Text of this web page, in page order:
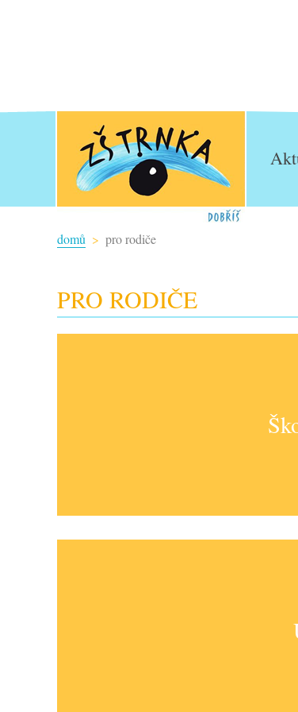
domů pro rodiče
PRO RODIČE